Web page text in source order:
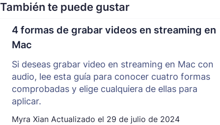
También te puede gustar
4 formas de grabar videos en streaming en
Mac
Si deseas grabar video en streaming en Mac con
audio, lee esta guía para conocer cuatro formas
comprobadas y elige cualquiera de ellas para
aplicar.
Myra Xian Actualizado el 29 de julio de 2024